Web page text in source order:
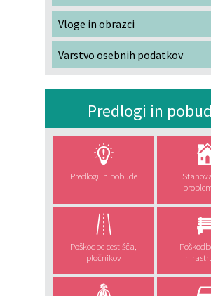
Vloge in obrazci
Varstvo osebnih podatkov
Predlogi in
Predlogi in pobude
Poškodbe cestišča,
pločnikov